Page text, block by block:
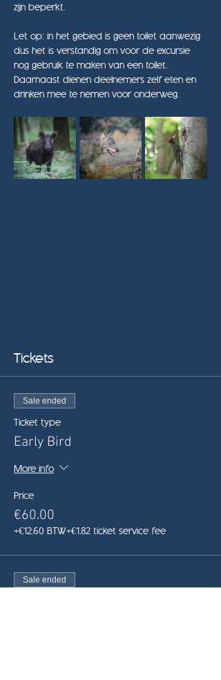
zijn beperkt.
Let op: in het gebied is geen toilet aanwezig
dus het is verstandig om voor de excursie
nog gebruik te maken van een toilet.
Daarnaast dienen deelnemers zelf eten en
drinken mee te nemen voor onderweg.
Tickets
Sale ended
Ticket type
Early Bird
More info
Price
€60.00
+€12.60 BTW+€1.82 ticket service fee
Sale ended